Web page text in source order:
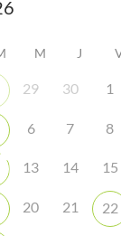
M J
29 30 1
6 7 8
13 14 15
20 21 22